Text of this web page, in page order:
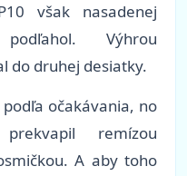
však nasadenej
Výhrou
do druhej desiatky.
očakávania, no
remízou
A aby toho